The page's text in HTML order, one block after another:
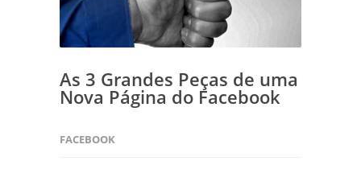
As 3 Grandes Peças de uma
Nova Página do Facebook
FACEBOOK